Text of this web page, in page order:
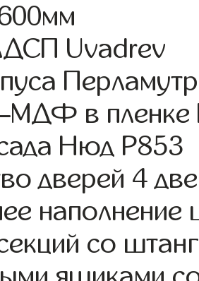
Uvadrev
Перламутр
в пленке
Нюд Р853
дверей 4
со